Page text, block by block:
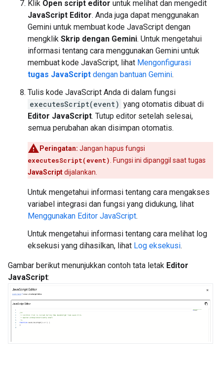
Klik Open script editor untuk melihat dan mengedit
JavaScript Editor. Anda juga dapat menggunakan
Gemini untuk membuat kode JavaScript dengan
mengklik Skrip dengan Gemini. Untuk mengetahui
informasi tentang cara menggunakan Gemini untuk
membuat kode JavaScript, lihat Mengonfigurasi
tugas JavaScript dengan bantuan Gemini.
Tulis kode JavaScript Anda di dalam fungsi
executesScript(event) yang otomatis dibuat di
Editor JavaScript. Tutup editor setelah selesai,
semua perubahan akan disimpan otomatis.
Peringatan: Jangan hapus fungsi
executesScript(event)
. Fungsi ini dipanggil saat tugas
JavaScriptdijalankan.
Untuk mengetahui informasi tentang cara mengakses
variabel integrasi dan fungsi yang didukung, lihat
Menggunakan Editor JavaScript.
Untuk mengetahui informasi tentang cara melihat log
eksekusi yang dihasilkan, lihat Log eksekusi.
Gambar berikut menunjukkan contoh tata letak Editor
JavaScript: